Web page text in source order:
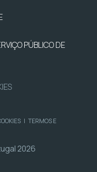
PÚBLICO DE
| TERMOS E
2026